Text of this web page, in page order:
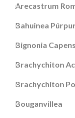
Arecastrum
Bahuinea
Bignonia
Brachychiton
Brachychiton
Bouganvillea